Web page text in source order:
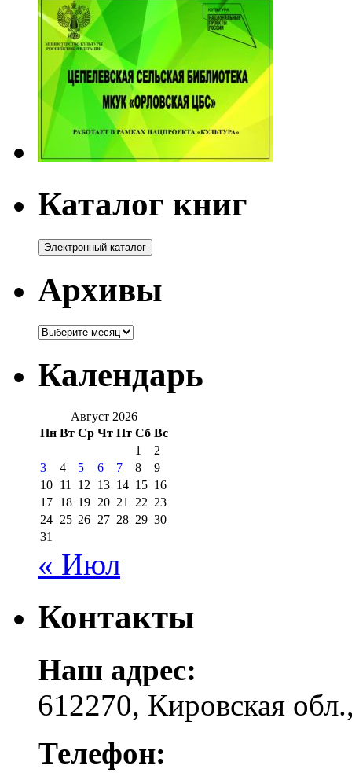
Каталог книг
Архивы
Архивы
Календарь
Август 2026
Пн Вт Ср Чт Пт Сб Вс
1
2
3
4 5 6 7 8
9
10 11 12 13 14 15 16
17 18 19 20 21 22 23
24 25 26 27 28 29 30
31
« Июл
Контакты
Наш адрес:
612270, Кировская
Телефон: